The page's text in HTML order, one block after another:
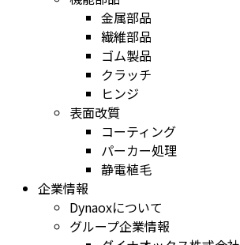
金属部品
繊維部品
ゴム製品
クラッチ
ヒンジ
表面改質
コーティング
パーカー処理
静電植毛
企業情報
Dynaoxについて
グループ企業情報